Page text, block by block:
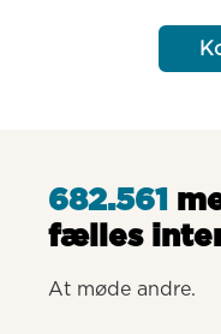
682.561
fælles
At møde andre.